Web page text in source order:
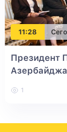
11:28
Президент
1